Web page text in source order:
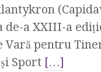
de-a XXIII-a
Vară pentru
Sport […]